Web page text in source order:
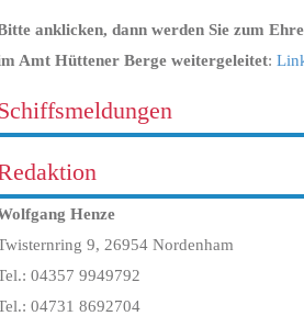
anklicken, dann werden Sie zum
Amt Hüttener Berge weitergeleitet:
Henze
9, 26954 Nordenham
04357 9949792
04731 8692704